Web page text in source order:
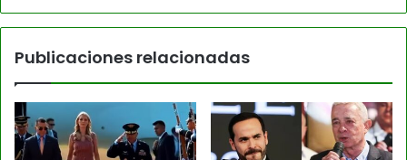
Publicaciones relacionadas